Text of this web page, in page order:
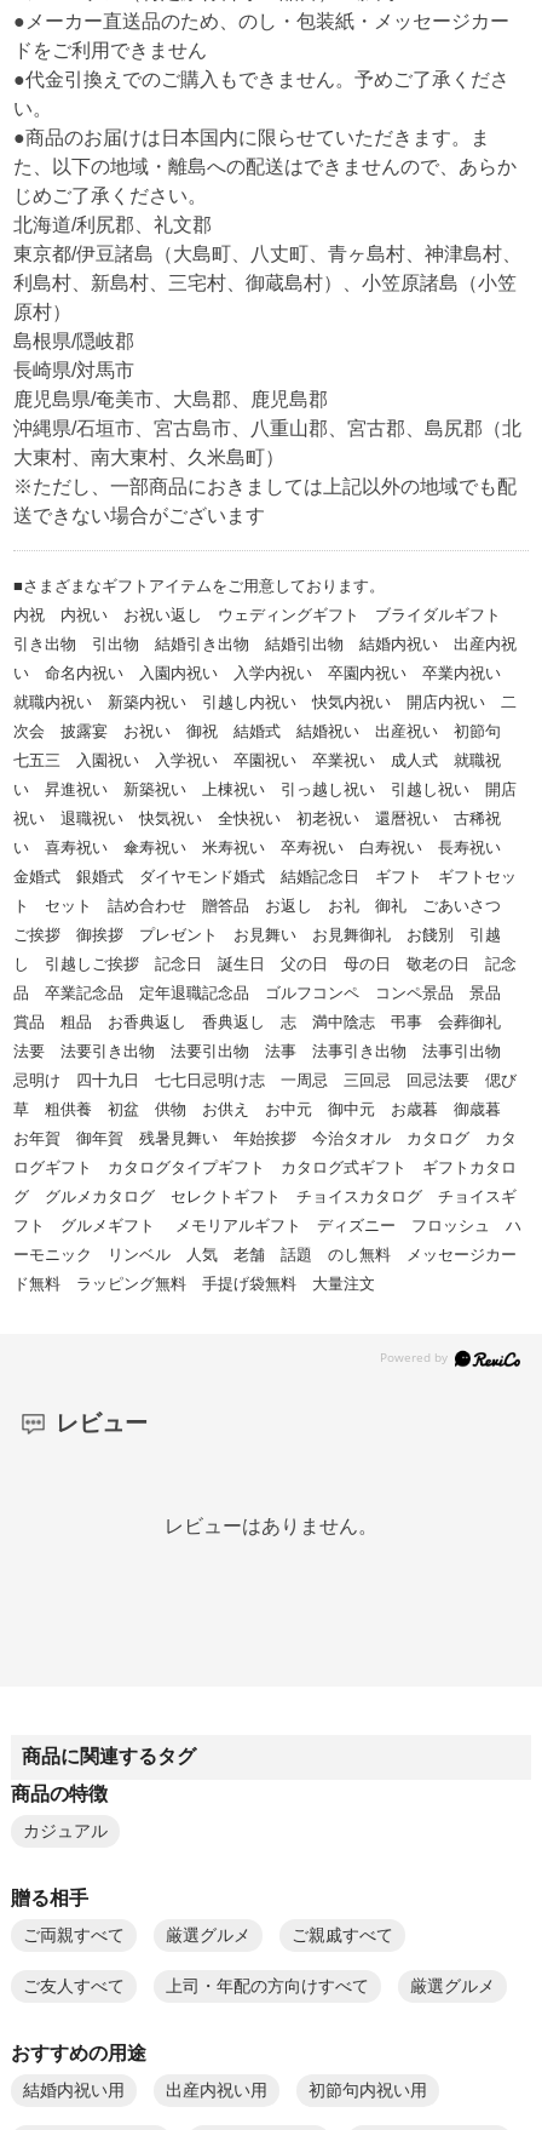
●メーカー直送品のため、のし・包装紙・メッセージカー
ドをご利用できません
●代金引換えでのご購入もできません。予めご了承くださ
い。
●商品のお届けは日本国内に限らせていただきます。ま
た、以下の地域・離島への配送はできませんので、あらか
じめご了承ください。
北海道/利尻郡、礼文郡
東京都/伊豆諸島（大島町、八丈町、青ヶ島村、神津島村、
利島村、新島村、三宅村、御蔵島村）、小笠原諸島（小笠
原村）
島根県/隠岐郡
長崎県/対馬市
鹿児島県/奄美市、大島郡、鹿児島郡
沖縄県/石垣市、宮古島市、八重山郡、宮古郡、島尻郡（北
大東村、南大東村、久米島町）
※ただし、一部商品におきましては上記以外の地域でも配
送できない場合がございます
■さまざまなギフトアイテムをご用意しております。
内祝 内祝い お祝い返し ウェディングギフト ブライダルギフト
引き出物 引出物 結婚引き出物 結婚引出物 結婚内祝い 出産内祝
い 命名内祝い 入園内祝い 入学内祝い 卒園内祝い 卒業内祝い
就職内祝い 新築内祝い 引越し内祝い 快気内祝い 開店内祝い 二
次会 披露宴 お祝い 御祝 結婚式 結婚祝い 出産祝い 初節句
七五三 入園祝い 入学祝い 卒園祝い 卒業祝い 成人式 就職祝
い 昇進祝い 新築祝い 上棟祝い 引っ越し祝い 引越し祝い 開店
祝い 退職祝い 快気祝い 全快祝い 初老祝い 還暦祝い 古稀祝
い 喜寿祝い 傘寿祝い 米寿祝い 卒寿祝い 白寿祝い 長寿祝い
金婚式 銀婚式 ダイヤモンド婚式 結婚記念日 ギフト ギフトセッ
ト セット 詰め合わせ 贈答品 お返し お礼 御礼 ごあいさつ
ご挨拶 御挨拶 プレゼント お見舞い お見舞御礼 お餞別 引越
し 引越しご挨拶 記念日 誕生日 父の日 母の日 敬老の日 記念
品 卒業記念品 定年退職記念品 ゴルフコンペ コンペ景品 景品
賞品 粗品 お香典返し 香典返し 志 満中陰志 弔事 会葬御礼
法要 法要引き出物 法要引出物 法事 法事引き出物 法事引出物
忌明け 四十九日 七七日忌明け志 一周忌 三回忌 回忌法要 偲び
草 粗供養 初盆 供物 お供え お中元 御中元 お歳暮 御歳暮
お年賀 御年賀 残暑見舞い 年始挨拶 今治タオル カタログ カタ
ログギフト カタログタイプギフト カタログ式ギフト ギフトカタロ
グ グルメカタログ セレクトギフト チョイスカタログ チョイスギ
フト グルメギフト メモリアルギフト ディズニー フロッシュ ハ
ーモニック リンベル 人気 老舗 話題 のし無料 メッセージカー
ド無料 ラッピング無料 手提げ袋無料 大量注文
レビュー
レビューはありません。
商品に関連するタグ
商品の特徴
カジュアル
贈る相手
ご両親すべて 厳選グルメ ご親戚すべて
ご友人すべて 上司・年配の方向けすべて 厳選グルメ
おすすめの用途
結婚内祝い用 出産内祝い用 初節句内祝い用